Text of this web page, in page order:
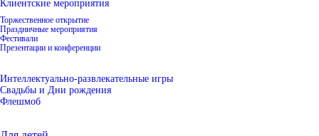
Клиентские мероприятия
Торжественное открытие
Праздничные мероприятия
Фестивали
Презентации и конференции
Интеллектуально-развлекательные игры
Свадьбы и Дни рождения
Флешмоб